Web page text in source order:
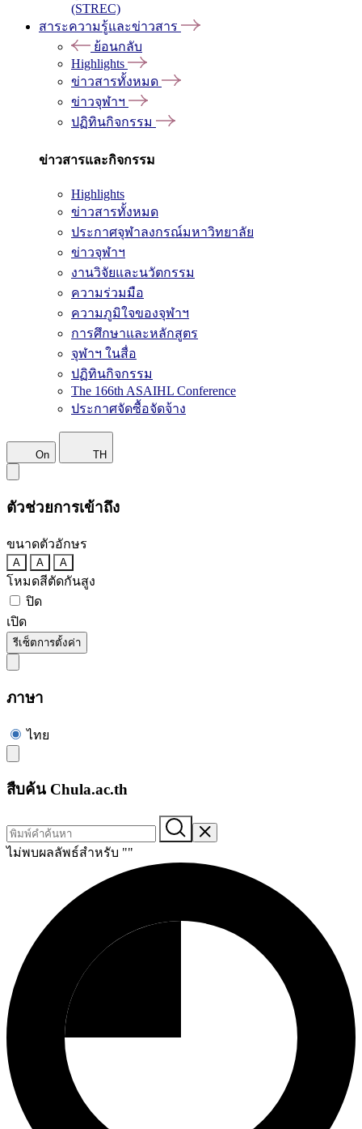
(STREC)
สาระความรู้และข่าวสาร
ย้อนกลับ
Highlights
ข่าวสารทั้งหมด
ข่าวจุฬาฯ
ปฏิทินกิจกรรม
ข่าวสารและกิจกรรม
Highlights
ข่าวสารทั้งหมด
ประกาศจุฬาลงกรณ์มหาวิทยาลัย
ข่าวจุฬาฯ
งานวิจัยและนวัตกรรม
ความร่วมมือ
ความภูมิใจของจุฬาฯ
การศึกษาและหลักสูตร
จุฬาฯ ในสื่อ
ปฏิทินกิจกรรม
The 166th ASAIHL Conference
ประกาศจัดซื้อจัดจ้าง
On TH
ตัวช่วยการเข้าถึง
ขนาดตัวอักษร
A A A
โหมดสีตัดกันสูง
ปิด
เปิด
รีเซ็ตการตั้งค่า
ภาษา
ไทย
สืบค้น Chula.ac.th
ไม่พบผลลัพธ์สำหรับ ""